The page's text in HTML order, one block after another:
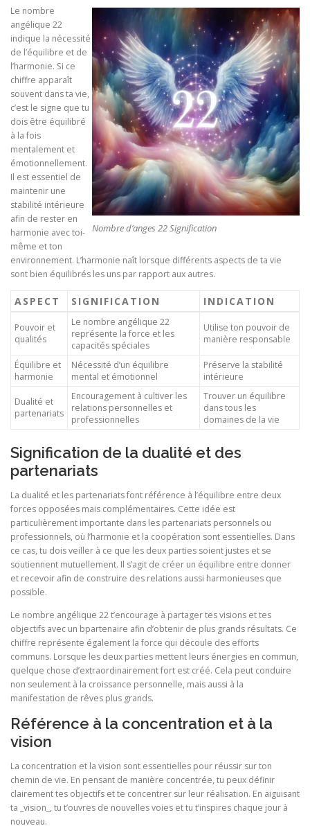
Nombre d’anges 22 Signification
Le nombre
angélique 22
indique la nécessité
de l’équilibre et de
l’harmonie. Si ce
chiffre apparaît
souvent dans ta vie,
c’est le signe que tu
dois être équilibré
à la fois
mentalement et
émotionnellement.
Il est essentiel de
maintenir une
stabilité intérieure
afin de rester en
harmonie avec toi-
même et ton
environnement. L’harmonie naît lorsque différents aspects de ta vie
sont bien équilibrés les uns par rapport aux autres.
ASPECT SIGNIFICATION INDICATION
Pouvoir et
qualités
Le nombre angélique 22
représente la force et les
capacités spéciales
Utilise ton pouvoir de
manière responsable
Équilibre et
harmonie
Nécessité d’un équilibre
mental et émotionnel
Préserve la stabilité
intérieure
Dualité et
partenariats
Encouragement à cultiver les
relations personnelles et
professionnelles
Trouver un équilibre
dans tous les
domaines de la vie
Signification de la dualité et des
partenariats
La dualité et les partenariats font référence à l’équilibre entre deux
forces opposées mais complémentaires. Cette idée est
particulièrement importante dans les partenariats personnels ou
professionnels, où l’harmonie et la coopération sont essentielles. Dans
ce cas, tu dois veiller à ce que les deux parties soient justes et se
soutiennent mutuellement. Il s’agit de créer un équilibre entre donner
et recevoir afin de construire des relations aussi harmonieuses que
possible.
Le nombre angélique 22 t’encourage à partager tes visions et tes
objectifs avec un bpartenaire afin d’obtenir de plus grands résultats. Ce
chiffre représente également la force qui découle des efforts
communs. Lorsque les deux parties mettent leurs énergies en commun,
quelque chose d’extraordinairement fort est créé. Cela peut conduire
non seulement à la croissance personnelle, mais aussi à la
manifestation de rêves plus grands.
Référence à la concentration et à la
vision
La concentration et la vision sont essentielles pour réussir sur ton
chemin de vie. En pensant de manière concentrée, tu peux définir
clairement tes objectifs et te concentrer sur leur réalisation. En aiguisant
ta _vision_, tu t’ouvres de nouvelles voies et tu t’inspires chaque jour à
nouveau.